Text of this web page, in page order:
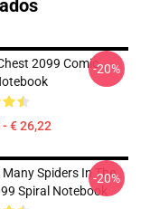
2099 Comic
€ 26,22
-20%
Spiders In The
Spiral Notebook
-20%